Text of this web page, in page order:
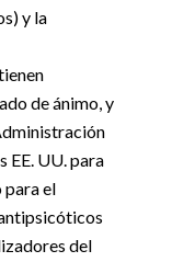
y la
de ánimo, y
EE. UU. para
para el
del